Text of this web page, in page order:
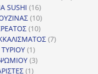
SUSHI 1616
προϊόντα
1010
προϊόντα
1010
προϊόντα
77
11
προϊόν
33
11